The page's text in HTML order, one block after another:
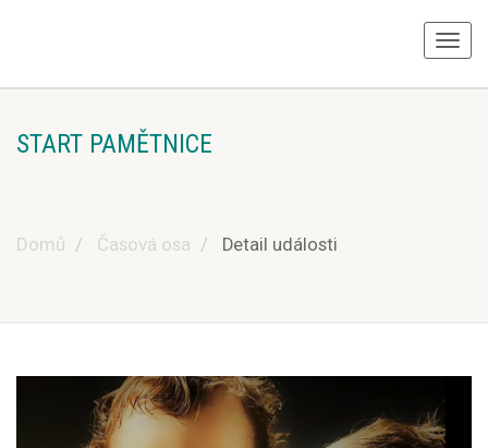
START PAMĚTNICE
Domů Časová osa Detail události